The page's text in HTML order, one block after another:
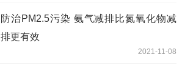
防治PM2.5污染 氨气减排比氮氧化物减
排更有效
2021-11-08